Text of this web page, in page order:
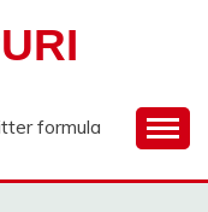
formula